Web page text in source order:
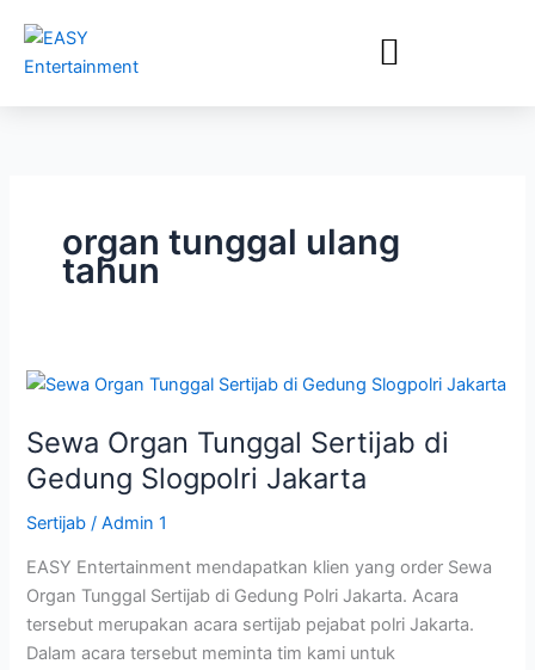
konten
organ tunggal ulang
tahun
Sewa Organ Tunggal Sertijab di
Gedung Slogpolri Jakarta
Sertijab /Admin 1
EASY Entertainment mendapatkan klien yang order Sewa
Organ Tunggal Sertijab di Gedung Polri Jakarta. Acara
tersebut merupakan acara sertijab pejabat polri Jakarta.
Dalam acara tersebut meminta tim kami untuk
Sewa
Tunggal
Sertijab
di
Gedung